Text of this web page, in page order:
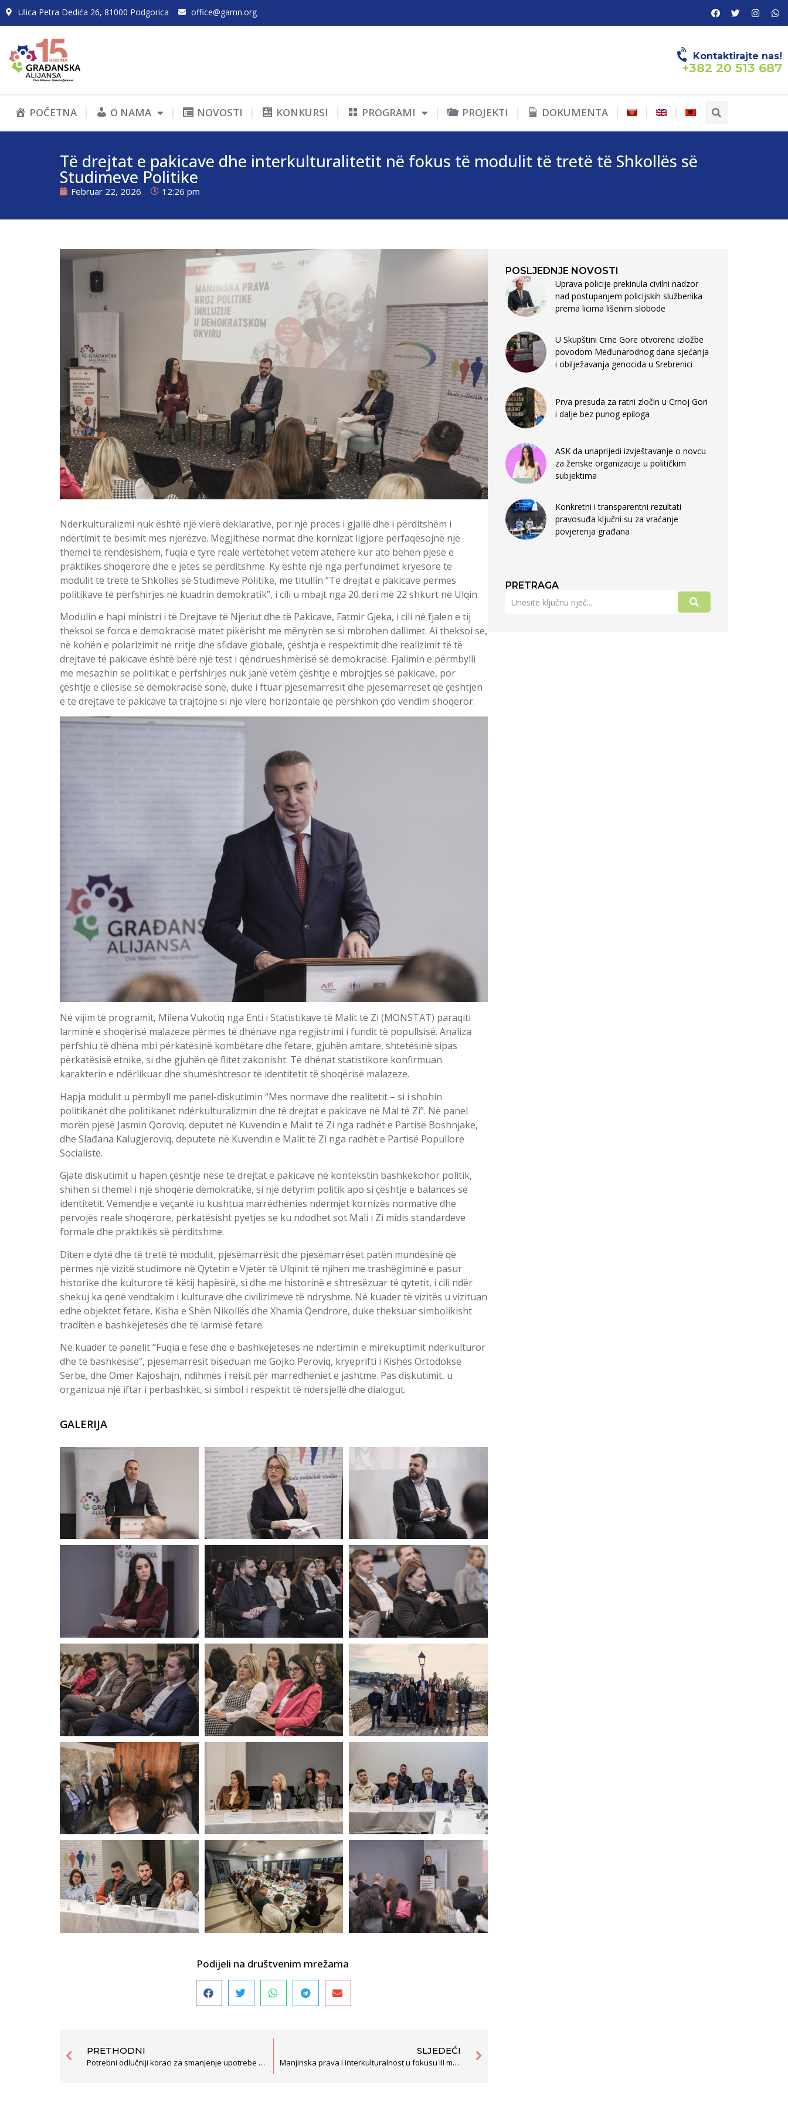
Ulica Petra Dedića 26, 81000 Podgorica office@gamn.org
Kontaktirajte nas!
+382 20 513 687
POČETNA O NAMA NOVOSTI KONKURSI PROGRAMI PROJEKTI DOKUMENTA
Të drejtat e pakicave dhe interkulturalitetit në fokus të modulit të tretë të Shkollës së
Studimeve Politike
Februar 22, 2026 12:26 pm
Nderkulturalizmi nuk është një vlerë deklarative, por një proces i gjallë dhe i përditshëm i
ndërtimit të besimit mes njerëzve. Megjithëse normat dhe kornizat ligjore përfaqësojnë një
themel të rëndësishëm, fuqia e tyre reale vërtetohet vetëm atëherë kur ato bëhen pjesë e
praktikës shoqërore dhe e jetës së përditshme. Ky është një nga përfundimet kryesore të
modulit të tretë të Shkollës së Studimeve Politike, me titullin “Të drejtat e pakicave përmes
politikave të përfshirjes në kuadrin demokratik”, i cili u mbajt nga 20 deri më 22 shkurt në Ulqin.
Modulin e hapi ministri i të Drejtave të Njeriut dhe të Pakicave, Fatmir Gjeka, i cili në fjalen e tij
theksoi se forca e demokracisë matet pikërisht me mënyrën se si mbrohen dallimet. Ai theksoi se,
në kohën e polarizimit në rritje dhe sfidave globale, çështja e respektimit dhe realizimit të të
drejtave të pakicave është bërë një test i qëndrueshmërisë së demokracisë. Fjalimin e përmbylli
me mesazhin se politikat e përfshirjes nuk janë vetëm çështje e mbrojtjes së pakicave, por
çështje e cilësisë së demokracisë sonë, duke i ftuar pjesëmarrësit dhe pjesëmarrëset që çështjen
e të drejtave të pakicave ta trajtojnë si një vlerë horizontale që përshkon çdo vendim shoqëror.
Në vijim të programit, Milena Vukotiq nga Enti i Statistikave të Malit të Zi (MONSTAT) paraqiti
larminë e shoqërisë malazeze përmes të dhënave nga regjistrimi i fundit të popullsisë. Analiza
përfshiu të dhëna mbi përkatësinë kombëtare dhe fetare, gjuhën amtare, shtetësinë sipas
përkatësisë etnike, si dhe gjuhën që flitet zakonisht. Të dhënat statistikore konfirmuan
karakterin e ndërlikuar dhe shumështresor të identitetit të shoqërisë malazeze.
Hapja modulit u përmbyll me panel-diskutimin “Mes normave dhe realitetit – si i shohin
politikanët dhe politikanet ndërkulturalizmin dhe të drejtat e pakicave në Mal të Zi”. Në panel
morën pjesë Jasmin Qoroviq, deputet në Kuvendin e Malit të Zi nga radhët e Partisë Boshnjake,
dhe Slađana Kalugjeroviq, deputete në Kuvendin e Malit të Zi nga radhët e Partisë Popullore
Socialiste.
Gjatë diskutimit u hapën çështje nëse të drejtat e pakicave në kontekstin bashkëkohor politik,
shihen si themel i një shoqërie demokratike, si një detyrim politik apo si çështje e balances së
identitetit. Vëmendje e veçantë iu kushtua marrëdhënies ndërmjet kornizës normative dhe
përvojës reale shoqërore, përkatësisht pyetjes se ku ndodhet sot Mali i Zi midis standardeve
formale dhe praktikës së përditshme.
Diten e dytë dhe të tretë të modulit, pjesëmarrësit dhe pjesëmarrëset patën mundësinë që
përmes një vizitë studimore në Qytetin e Vjetër të Ulqinit të njihen me trashëgiminë e pasur
historike dhe kulturore të këtij hapësirë, si dhe me historinë e shtresëzuar të qytetit, i cili ndër
shekuj ka qenë vendtakim i kulturave dhe civilizimeve të ndryshme. Në kuader të vizitës u vizituan
edhe objektet fetare, Kisha e Shën Nikollës dhe Xhamia Qendrore, duke theksuar simbolikisht
traditën e bashkëjetesës dhe të larmisë fetare.
Në kuader të panelit “Fuqia e fesë dhe e bashkëjetesës në ndertimin e mirëkuptimit ndërkulturor
dhe të bashkësisë”, pjesëmarrësit biseduan me Gojko Peroviq, kryeprifti i Kishës Ortodokse
Serbe, dhe Omer Kajoshajn, ndihmës i reisit për marrëdhëniet e jashtme. Pas diskutimit, u
organizua një iftar i perbashkët, si simbol i respektit të ndersjellë dhe dialogut.
GALERIJA
Podijeli na društvenim mrežama
PRETHODNI
Potrebni odlučniji koraci za smanjenje upotrebe plastike u Crnoj Gori
SLJEDEĆI
Manjinska prava i interkulturalnost u fokusu III modula Škole političkih studija
POSLJEDNJE NOVOSTI
Uprava policije prekinula civilni nadzor
nad postupanjem policijskih službenika
prema licima lišenim slobode
U Skupštini Crne Gore otvorene izložbe
povodom Međunarodnog dana sjećanja
i obilježavanja genocida u Srebrenici
Prva presuda za ratni zločin u Crnoj Gori
i dalje bez punog epiloga
ASK da unaprijedi izvještavanje o novcu
za ženske organizacije u političkim
subjektima
Konkretni i transparentni rezultati
pravosuđa ključni su za vraćanje
povjerenja građana
PRETRAGA